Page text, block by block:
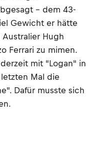
– dem 43-
Gewicht er hätte
Hugh
Ferrari zu mimen.
mit "Logan" in
Mal die
Dafür musste sich